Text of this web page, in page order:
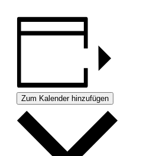
Zum Kalender hinzufügen